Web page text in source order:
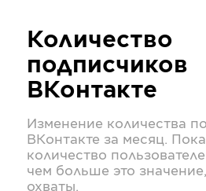
Количество
подписчиков
ВКонтакте
Изменение количества
ВКонтакте за месяц.
количество
чем больше это
охваты.